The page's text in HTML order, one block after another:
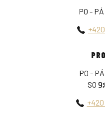
PO - PÁ
+420
PO - PÁ
SO
+420